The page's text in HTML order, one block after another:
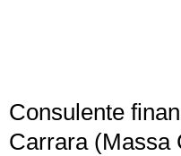
Consulente
Carrara (Massa